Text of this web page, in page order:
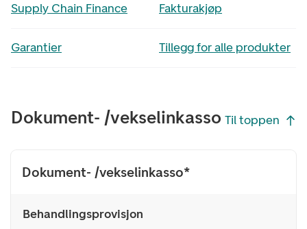
Supply Chain Finance Fakturakjøp
Garantier Tillegg for alle produkter
Dokument- /vekselinkasso Til toppen
Dokument- /vekselinkasso*
Behandlingsprovisjon